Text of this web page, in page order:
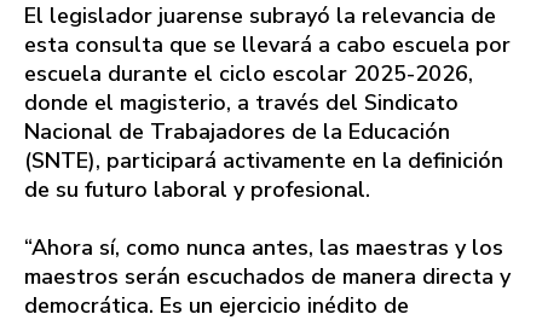
El legislador juarense subrayó la relevancia de
esta consulta que se llevará a cabo escuela por
escuela durante el ciclo escolar 2025-2026,
donde el magisterio, a través del Sindicato
Nacional de Trabajadores de la Educación
(SNTE), participará activamente en la definición
de su futuro laboral y profesional.
“Ahora sí, como nunca antes, las maestras y los
maestros serán escuchados de manera directa y
democrática. Es un ejercicio inédito de